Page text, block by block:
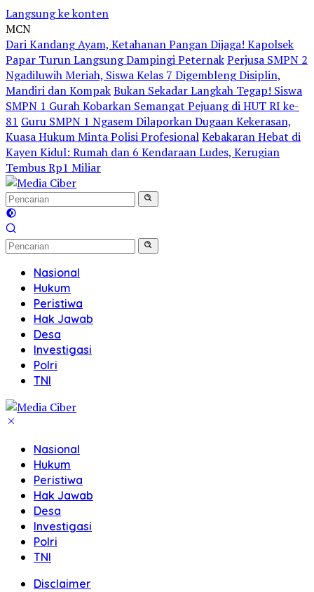
Langsung ke konten
MCN
Dari Kandang Ayam, Ketahanan Pangan Dijaga! Kapolsek
Papar Turun Langsung Dampingi PeternakPerjusa SMPN 2
Ngadiluwih Meriah, Siswa Kelas 7 Digembleng Disiplin,
Mandiri dan KompakBukan Sekadar Langkah Tegap! Siswa
SMPN 1 Gurah Kobarkan Semangat Pejuang di HUT RI ke-
81 Guru SMPN 1 Ngasem Dilaporkan Dugaan Kekerasan,
Kuasa Hukum Minta Polisi ProfesionalKebakaran Hebat di
Kayen Kidul: Rumah dan 6 Kendaraan Ludes, Kerugian
Tembus Rp1 Miliar
Nasional
Hukum
Peristiwa
Hak Jawab
Desa
Investigasi
Polri
TNI
Nasional
Hukum
Peristiwa
Hak Jawab
Desa
Investigasi
Polri
TNI
Disclaimer